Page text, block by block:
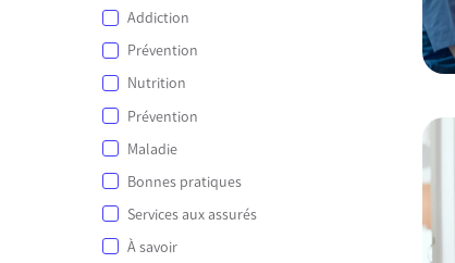
Addiction
Prévention
Nutrition
Prévention
Maladie
Bonnes pratiques
Services aux assurés
À savoir